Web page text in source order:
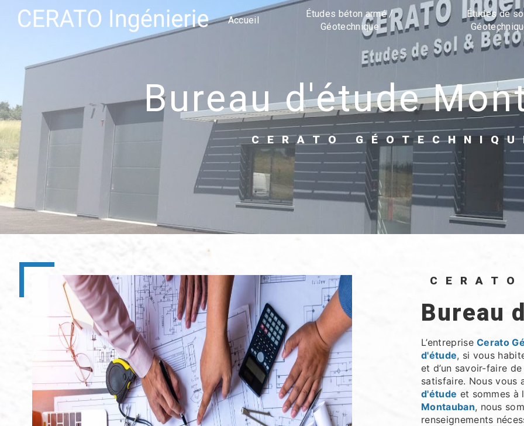
Accueil
Études béton armé /
Géotechnique
Études de
bureau d'étude
CERATO
bureau
L’entrepriseCerato
d'étude, si vous
et d’un savoir-faire
satisfaire. Nous vous
d'étude et sommes à
Montauban, nous
renseignements
Panneau de gestion des cookies